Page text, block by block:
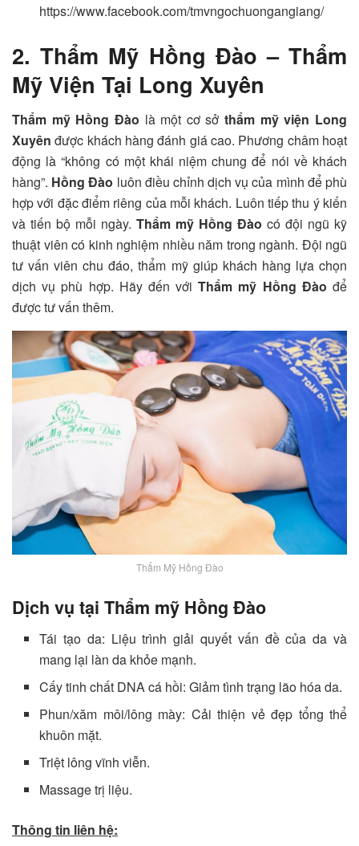
https://www.facebook.com/tmvngochuongangiang/
2. Thẩm Mỹ Hồng Đào – Thẩm
Mỹ Viện Tại Long Xuyên
Thẩm mỹ Hồng Đào là một cơ sởthẩm mỹ viện Long
Xuyên được khách hàng đánh giá cao. Phương châm hoạt
động là “không có một khái niệm chung để nói về khách
hàng”. Hồng Đào luôn điều chỉnh dịch vụ của mình để phù
hợp với đặc điểm riêng của mỗi khách. Luôn tiếp thu ý kiến
và tiến bộ mỗi ngày. Thẩm mỹ Hồng Đào có đội ngũ kỹ
thuật viên có kinh nghiệm nhiều năm trong ngành. Đội ngũ
tư vấn viên chu đáo, thẩm mỹ giúp khách hàng lựa chọn
dịch vụ phù hợp. Hãy đến với Thẩm mỹ Hồng Đào để
được tư vấn thêm.
Thẩm Mỹ Hồng Đào
Dịch vụ tại Thẩm mỹ Hồng Đào
Tái tạo da: Liệu trình giải quyết vấn đề của da và
mang lại làn da khỏe mạnh.
Cấy tinh chất DNA cá hồi: Giảm tình trạng lão hóa da.
Phun/xăm môi/lông mày: Cải thiện vẻ đẹp tổng thể
khuôn mặt.
Triệt lông vĩnh viễn.
Massage trị liệu.
Thông tin liên hệ: